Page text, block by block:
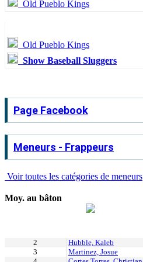
Old Pueblo Kings
Old Pueblo Kings
Show Baseball Sluggers
Page Facebook
Meneurs - Frappeurs
Voir toutes les catégories de meneurs
Moy. au bâton
2 Hubble, Kaleb
3
Martinez, Josue